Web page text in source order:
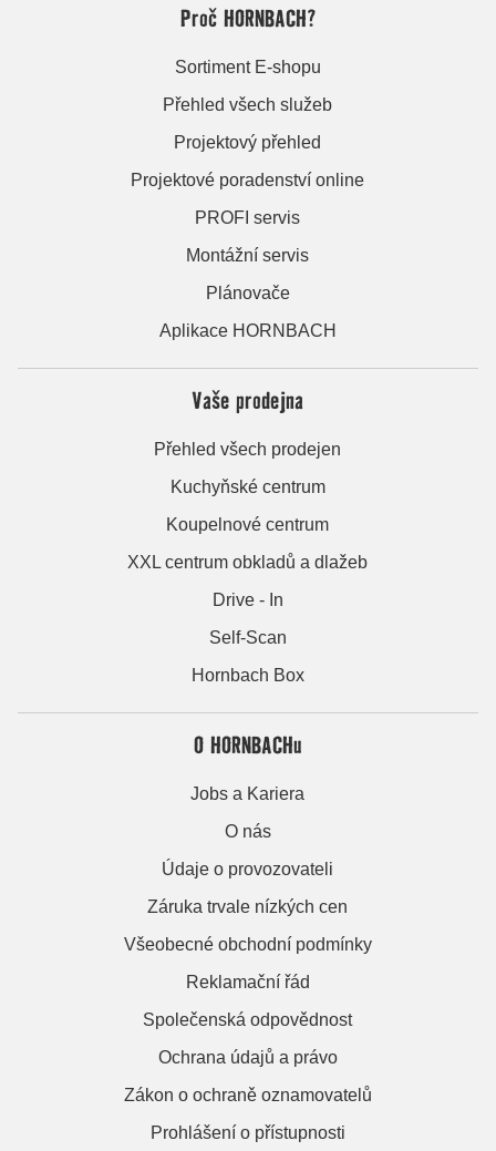
Proč HORNBACH?
Sortiment E-shopu
Přehled všech služeb
Projektový přehled
Projektové poradenství online
PROFI servis
Montážní servis
Plánovače
Aplikace HORNBACH
Vaše prodejna
Přehled všech prodejen
Kuchyňské centrum
Koupelnové centrum
XXL centrum obkladů a dlažeb
Drive - In
Self-Scan
Hornbach Box
O HORNBACHu
Jobs a Kariera
O nás
Údaje o provozovateli
Záruka trvale nízkých cen
Všeobecné obchodní podmínky
Reklamační řád
Společenská odpovědnost
Ochrana údajů a právo
Zákon o ochraně oznamovatelů
Prohlášení o přístupnosti